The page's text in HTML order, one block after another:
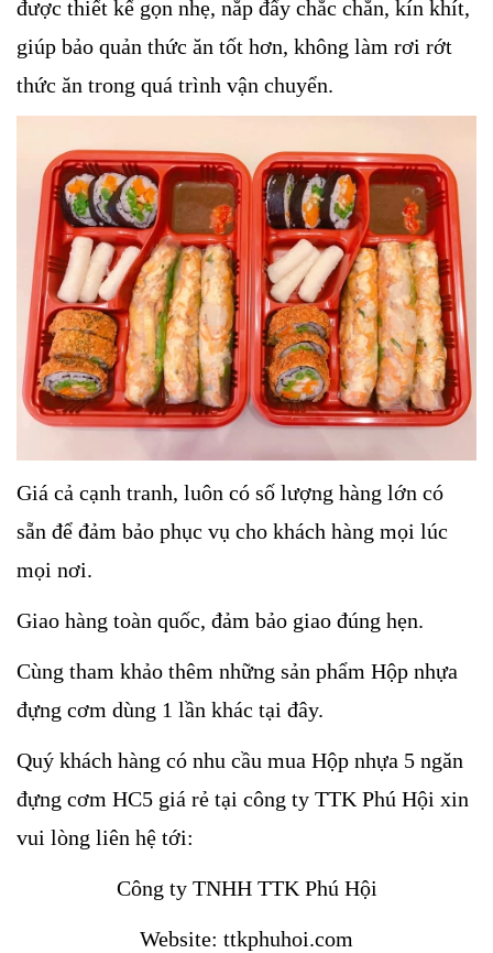
được thiết kế gọn nhẹ, nắp đẩy chắc chắn, kín khít,
giúp bảo quản thức ăn tốt hơn, không làm rơi rớt
thức ăn trong quá trình vận chuyển.
Giá cả cạnh tranh, luôn có số lượng hàng lớn có
sẵn để đảm bảo phục vụ cho khách hàng mọi lúc
mọi nơi.
Giao hàng toàn quốc, đảm bảo giao đúng hẹn.
Cùng tham khảo thêm những sản phẩm Hộp nhựa
đựng cơm dùng 1 lần khác tại đây.
Quý khách hàng có nhu cầu mua Hộp nhựa 5 ngăn
đựng cơm HC5 giá rẻ tại công ty TTK Phú Hội xin
vui lòng liên hệ tới:
Công ty TNHH TTK Phú Hội
Website: ttkphuhoi.com